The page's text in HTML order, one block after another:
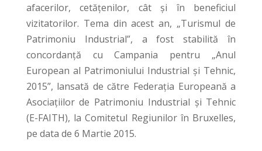
afacerilor, cetăţenilor, cât şi în beneficiul
vizitatorilor. Tema din acest an, „Turismul de
Patrimoniu Industrial”, a fost stabilită în
concordanţă cu Campania pentru „Anul
European al Patrimoniului Industrial şi Tehnic,
2015”, lansată de către Federaţia Europeană a
Asociaţiilor de Patrimoniu Industrial şi Tehnic
(E-FAITH), la Comitetul Regiunilor în Bruxelles,
pe data de 6 Martie 2015.